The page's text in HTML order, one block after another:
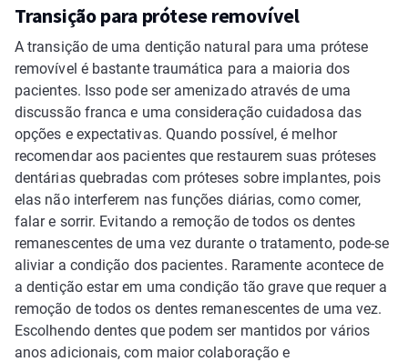
Transição para prótese removível
A transição de uma dentição natural para uma prótese
removível é bastante traumática para a maioria dos
pacientes. Isso pode ser amenizado através de uma
discussão franca e uma consideração cuidadosa das
opções e expectativas. Quando possível, é melhor
recomendar aos pacientes que restaurem suas próteses
dentárias quebradas com próteses sobre implantes, pois
elas não interferem nas funções diárias, como comer,
falar e sorrir. Evitando a remoção de todos os dentes
remanescentes de uma vez durante o tratamento, pode-se
aliviar a condição dos pacientes. Raramente acontece de
a dentição estar em uma condição tão grave que requer a
remoção de todos os dentes remanescentes de uma vez.
Escolhendo dentes que podem ser mantidos por vários
anos adicionais, com maior colaboração e